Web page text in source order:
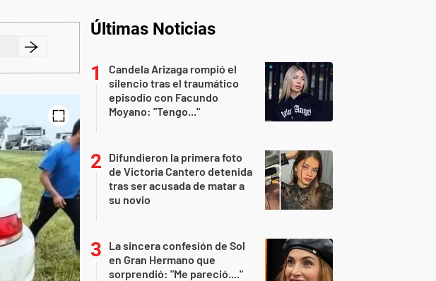
Últimas Noticias
Candela Arizaga rompió el
silencio tras el traumático
episodio con Facundo
Moyano: "Tengo..."
Difundieron la primera foto
de Victoria Cantero detenida
tras ser acusada de matar a
su novio
La sincera confesión de Sol
en Gran Hermano que
sorprendió: "Me pareció...."